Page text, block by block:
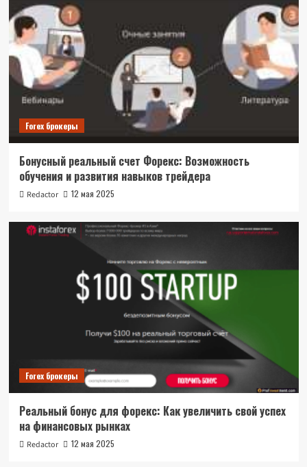
Forex брокеры
Бонусный реальный счет Форекс: Возможность
обучения и развития навыков трейдера
Redactor 12 мая 2025
Forex брокеры
Реальный бонус для форекс: Как увеличить свой успех
на финансовых рынках
Redactor 12 мая 2025